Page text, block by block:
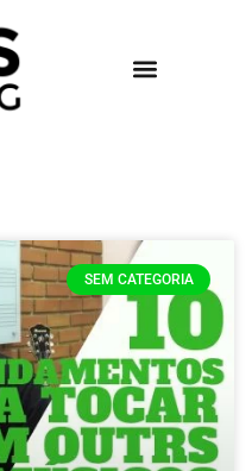
SEM CATEGORIA